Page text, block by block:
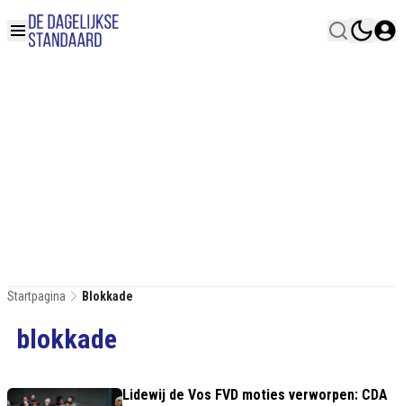
Startpagina Blokkade
blokkade
Lidewij de Vos FVD moties verworpen: CDA